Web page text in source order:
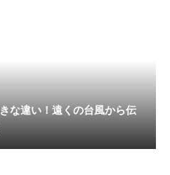
な違い！遠くの台風から伝